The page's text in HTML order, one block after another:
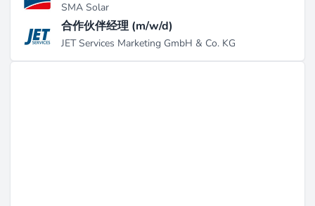
在过去两年中，TTA于2024年6月28日获得世界银行/国
际金融公司合同，为乍得的迷你电网提供技术和社会支
持，合同金额为332,785（来源：worldbank.org
2023年，TTA与ETP合作，帮助印度尼西亚的
SMA Solar
合作伙伴经理 (m/w/d)
JET Services Marketing GmbH & Co. KG